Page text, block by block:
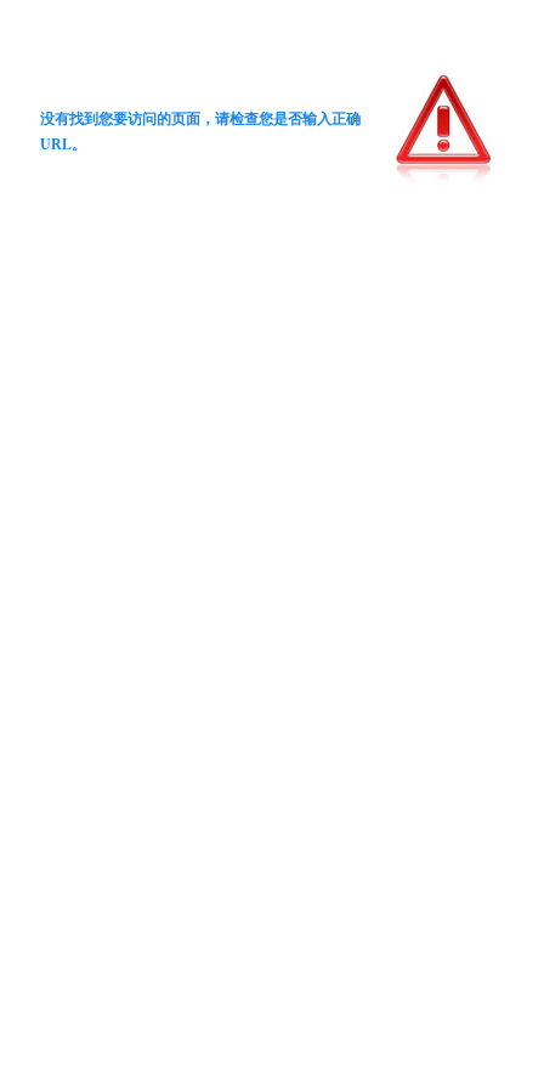
没有找到您要访问的页面，请检查您是否输入正确
URL。